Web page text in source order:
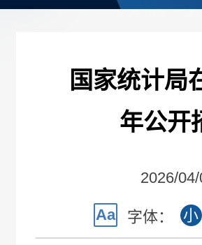
国家统计局
年公开
2026/
Aa
字体： 小